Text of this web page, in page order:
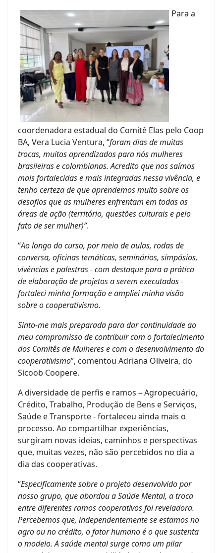
Para a
coordenadora estadual do Comitê Elas pelo Coop
BA, Vera Lucia Ventura, “foram dias de muitas
trocas, muitos aprendizados para nós mulheres
brasileiras e colombianas. Acredito que nos saímos
mais fortalecidas e mais integradas nessa vivência, e
tenho certeza de que aprendemos muito sobre os
desafios que as mulheres enfrentam em todas as
áreas de ação (território, questões culturais e pelo
fato de ser mulher)”.
“Ao longo do curso, por meio de aulas, rodas de
conversa, oficinas temáticas, seminários, simpósios,
vivências e palestras - com destaque para a prática
de elaboração de projetos a serem executados -
fortaleci minha formação e ampliei minha visão
sobre o cooperativismo.
Sinto-me mais preparada para dar continuidade ao
meu compromisso de contribuir com o fortalecimento
dos Comitês de Mulheres e com o desenvolvimento do
cooperativismo”, comentou Adriana Oliveira, do
Sicoob Coopere.
A diversidade de perfis e ramos – Agropecuário,
Crédito, Trabalho, Produção de Bens e Serviços,
Saúde e Transporte - fortaleceu ainda mais o
processo. Ao compartilhar experiências,
surgiram novas ideias, caminhos e perspectivas
que, muitas vezes, não são percebidos no dia a
dia das cooperativas.
​“Especificamente sobre o projeto desenvolvido por
nosso grupo, que abordou a Saúde Mental, a troca
entre diferentes ramos cooperativos foi reveladora.
Percebemos que, independentemente se estamos no
agro ou no crédito, o fator humano é o que sustenta
o modelo. A saúde mental surge como um pilar